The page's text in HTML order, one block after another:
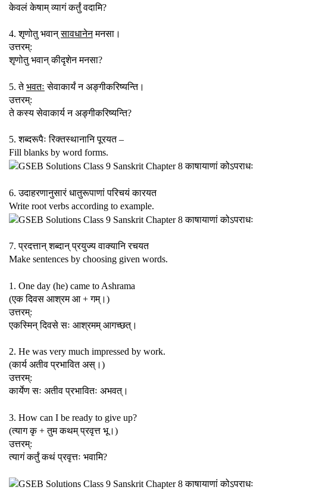
केवलं केषाम् व्यागं कर्तुं वदामि?
4. शृणोतु भवान्सावधानेनमनसा।
उत्तरम्:
शृणोतु भवान् कीदृशेन मनसा?
5. तेभवतः सेवाकार्यं न अङ्गीकरिष्यन्ति।
उत्तरम्:
ते कस्य सेवाकार्य न अङ्गीकरिष्यन्ति?
5. शब्दरूपैः रिक्तस्थानानि पूरयत –
Fill blanks by word forms.
6. उदाहरणानुसारं धातुरूपाणां परिचयं कारयत
Write root verbs according to example.
7. प्रदत्तान् शब्दान् प्रयुज्य वाक्यानि रचयत
Make sentences by choosing given words.
1. One day (he) came to Ashrama
(एक दिवस आश्रम आ + गम्।)
उत्तरम्:
एकस्मिन् दिवसे सः आश्रमम् आगच्छत्।
2. He was very much impressed by work.
(कार्य अतीव प्रभावित अस्।)
उत्तरम्:
कार्येण सः अतीव प्रभावितः अभवत्।
3. How can I be ready to give up?
(त्याग कृ + तुम कथम् प्रवृत्त भू।)
उत्तरम्:
त्यागं कर्तुं कथं प्रवृत्तः भवामि?